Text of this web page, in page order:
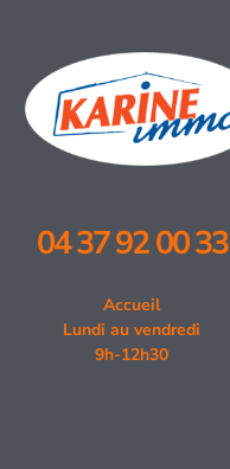
04 37 92 00 33
Accueil
Lundi au vendredi
9h-12h30